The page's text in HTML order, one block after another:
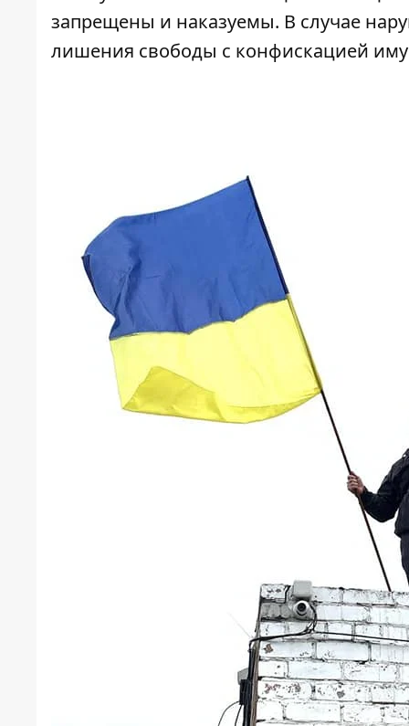
запрещены и наказуемы. В случае
лишения свободы с конфискацией